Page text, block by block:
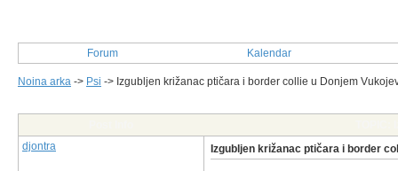
Forum Kalendar
Noina arka -> Psi -> Izgubljen križanac ptičara i border collie u Donjem
djontra
Izgubljen križanac ptičara i border